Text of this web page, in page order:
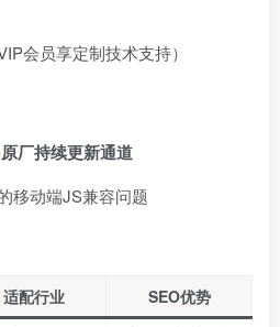
会员享定制技术支持）
原厂持续更新通道
移动端JS兼容问题
适配行业
SEO优势